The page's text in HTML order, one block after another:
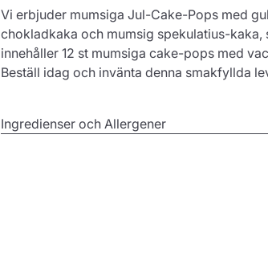
Vi erbjuder mumsiga Jul-Cake-Pops med
chokladkaka och mumsig spekulatius-
innehåller 12 st mumsiga cake-pops med
Beställ idag och invänta denna smakfyllda
Ingredienser och Allergener